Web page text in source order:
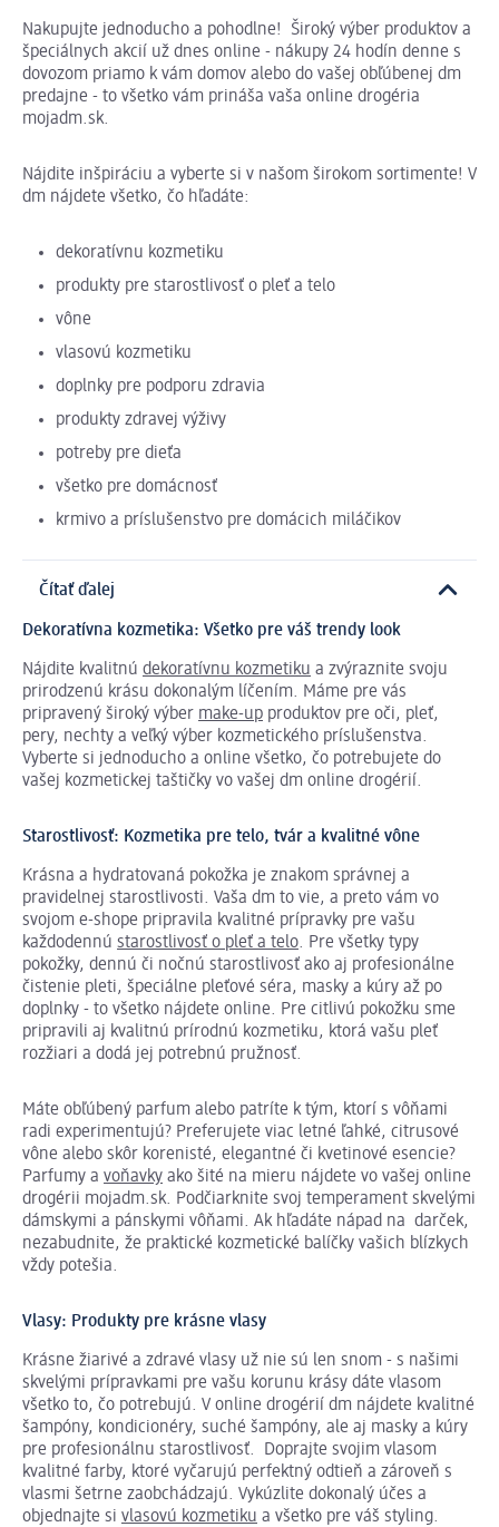
Nakupujte jednoducho a pohodlne! Široký výber produktov a
špeciálnych akcií už dnes online - nákupy 24 hodín denne s
dovozom priamo k vám domov alebo do vašej obľúbenej dm
predajne - to všetko vám prináša vaša online drogéria
mojadm.sk.
Nájdite inšpiráciu a vyberte si v našom širokom sortimente! V
dm nájdete všetko, čo hľadáte:
dekoratívnu kozmetiku
produkty pre starostlivosť o pleť a telo
vône
vlasovú kozmetiku
doplnky pre podporu zdravia
produkty zdravej výživy
potreby pre dieťa
všetko pre domácnosť
krmivo a príslušenstvo pre domácich miláčikov
Čítať ďalej
Dekoratívna kozmetika: Všetko pre váš trendy look
Nájdite kvalitnú dekoratívnu kozmetiku a zvýraznite svoju
prirodzenú krásu dokonalým líčením. Máme pre vás
pripravený široký výber make-up produktov pre oči, pleť,
pery, nechty a veľký výber kozmetického príslušenstva.
Vyberte si jednoducho a online všetko, čo potrebujete do
vašej kozmetickej taštičky vo vašej dm online drogérií.
Starostlivosť: Kozmetika pre telo, tvár a kvalitné vône
Krásna a hydratovaná pokožka je znakom správnej a
pravidelnej starostlivosti. Vaša dm to vie, a preto vám vo
svojom e-shope pripravila kvalitné prípravky pre vašu
každodennú starostlivosť o pleť a telo. Pre všetky typy
pokožky, dennú či nočnú starostlivosť ako aj profesionálne
čistenie pleti, špeciálne pleťové séra, masky a kúry až po
doplnky - to všetko nájdete online. Pre citlivú pokožku sme
pripravili aj kvalitnú prírodnú kozmetiku, ktorá vašu pleť
rozžiari a dodá jej potrebnú pružnosť.
Máte obľúbený parfum alebo patríte k tým, ktorí s vôňami
radi experimentujú? Preferujete viac letné ľahké, citrusové
vône alebo skôr korenisté, elegantné či kvetinové esencie?
Parfumy a voňavky ako šité na mieru nájdete vo vašej online
drogérii mojadm.sk. Podčiarknite svoj temperament skvelými
dámskymi a pánskymi vôňami. Ak hľadáte nápad na darček,
nezabudnite, že praktické kozmetické balíčky vašich blízkych
vždy potešia.
Vlasy: Produkty pre krásne vlasy
Krásne žiarivé a zdravé vlasy už nie sú len snom - s našimi
skvelými prípravkami pre vašu korunu krásy dáte vlasom
všetko to, čo potrebujú. V online drogérií dm nájdete kvalitné
šampóny, kondicionéry, suché šampóny, ale aj masky a kúry
pre profesionálnu starostlivosť. Doprajte svojim vlasom
kvalitné farby, ktoré vyčarujú perfektný odtieň a zároveň s
vlasmi šetrne zaobchádzajú. Vykúzlite dokonalý účes a
objednajte si vlasovú kozmetiku a všetko pre váš styling.